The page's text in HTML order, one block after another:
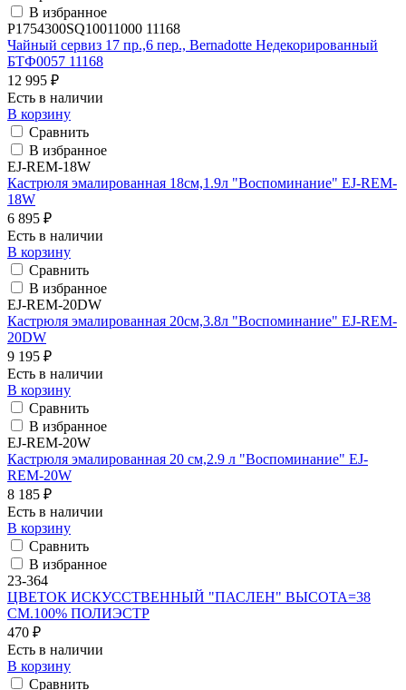
В избранное
P1754300SQ10011000 11168
Чайный сервиз 17 пр.,6 пер., Bernadotte Недекорированный
БТФ0057 11168
12 995 ₽
Есть в наличии
В корзину
Сравнить
В избранное
EJ-REM-18W
Кастрюля эмалированная 18см,1.9л "Воспоминание" EJ-REM-
18W
6 895 ₽
Есть в наличии
В корзину
Сравнить
В избранное
EJ-REM-20DW
Кастрюля эмалированная 20см,3.8л "Воспоминание" EJ-REM-
20DW
9 195 ₽
Есть в наличии
В корзину
Сравнить
В избранное
EJ-REM-20W
Кастрюля эмалированная 20 см,2.9 л "Воспоминание" EJ-
REM-20W
8 185 ₽
Есть в наличии
В корзину
Сравнить
В избранное
23-364
ЦВЕТОК ИСКУССТВЕННЫЙ "ПАСЛЕН" ВЫСОТА=38
СМ.100% ПОЛИЭСТР
470 ₽
Есть в наличии
В корзину
Сравнить